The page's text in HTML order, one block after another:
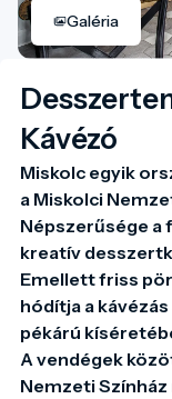
Galéria
Kávézó
Miskolc egyik
a Miskolci
Népszerűsége a
kreatív
Emellett friss
hódítja a
pékárú
A vendégek
Nemzeti